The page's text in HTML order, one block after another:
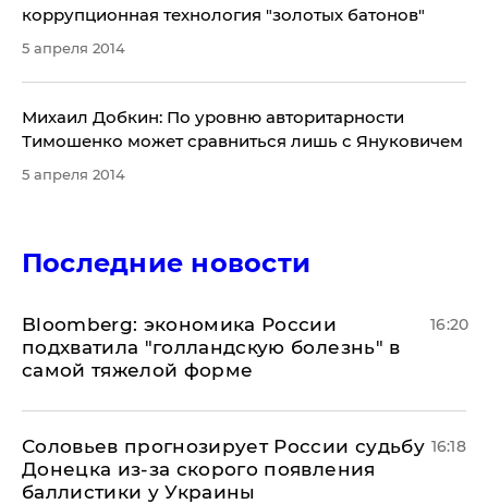
коррупционная технология "золотых батонов"
5 апреля 2014
Михаил Добкин: По уровню авторитарности
Тимошенко может сравниться лишь с Януковичем
5 апреля 2014
Последние новости
Bloomberg: экономика России
подхватила "голландскую болезнь" в
самой тяжелой форме
16:20
Соловьев прогнозирует России судьбу
Донецка из-за скорого появления
баллистики у Украины
16:18